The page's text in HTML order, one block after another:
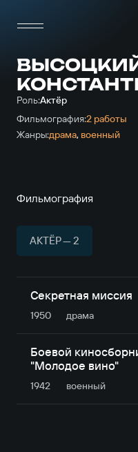
Роль:Актёр
Фильмография:2 работы
Жанры:драма, военный
Фильмография
АКТЁР — 2
Секретная миссия
1950 драма
Боевой
"Молодое вино"
1942 военный